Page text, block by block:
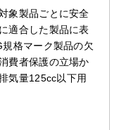
象製品ごとに安全
適合した製品に表
格マーク製品の欠
費者保護の立場か
量125cc以下用